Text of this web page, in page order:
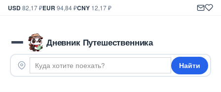
USD82,17 ₽EUR 94,84 ₽CNY 12,17 ₽
Дневник Путешественника
Найти